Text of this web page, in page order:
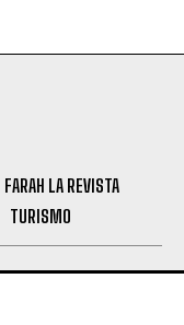
FARAH LA REVISTA
TURISMO